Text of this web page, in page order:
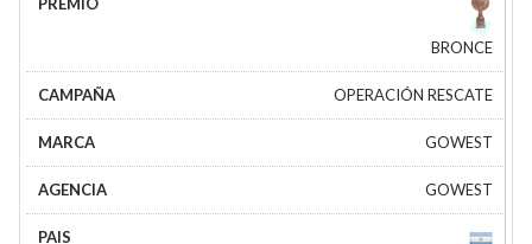
BRONCE
OPERACIÓN RESCATE
GOWEST
GOWEST